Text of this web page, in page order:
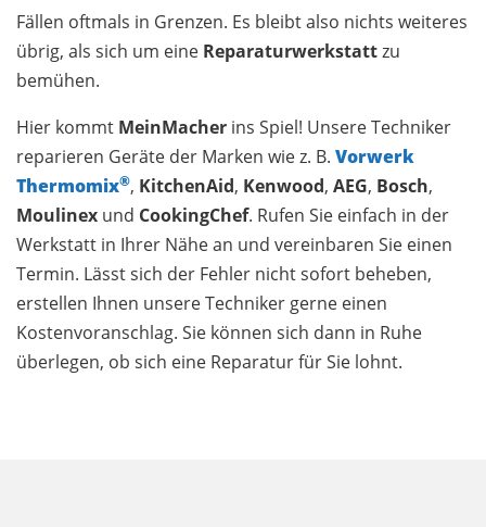
Fällen oftmals in Grenzen. Es bleibt also nichts weiteres
übrig, als sich um eine Reparaturwerkstattzu
bemühen.
Hier kommt MeinMacher ins Spiel! Unsere Techniker
reparieren Geräte der Marken wie z. B. Vorwerk
Thermomix®, KitchenAid, Kenwood, AEG, Bosch,
Moulinex und CookingChef. Rufen Sie einfach in der
Werkstatt in Ihrer Nähe an und vereinbaren Sie einen
Termin. Lässt sich der Fehler nicht sofort beheben,
erstellen Ihnen unsere Techniker gerne einen
Kostenvoranschlag. Sie können sich dann in Ruhe
überlegen, ob sich eine Reparatur für Sie lohnt.